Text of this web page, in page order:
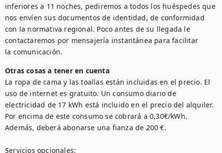
inferiores a 11 noches, pediremos a todos los huéspedes que
nos envíen sus documentos de identidad, de conformidad
con la normativa regional. Poco antes de su llegada le
contactaremos por mensajería instantánea para facilitar
Otras cosas a tener en cuenta
La ropa de cama y las toallas están incluidas en el precio. El
uso de internet es gratuito. Un consumo diario de
electricidad de 17 kWh está incluido en el precio del alquiler.
Por encima de este consumo se cobrará a 0,30€/kWh.
Además, deberá abonarse una fianza de 200 €.
Servicios opcionales: